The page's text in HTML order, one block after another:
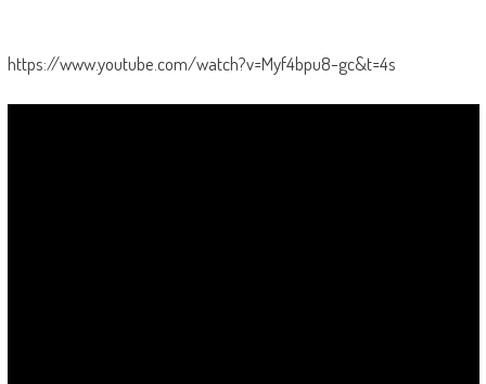
https://www.youtube.com/watch?v=Myf4bpu8-gc&t=4s